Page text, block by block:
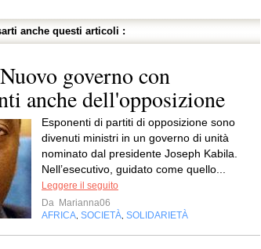
anche questi articoli :
governo con
anche dell'opposizione
Esponenti di partiti di opposizione sono
divenuti ministri in un governo di unità
nominato dal presidente Joseph Kabila.
Nell’esecutivo, guidato come quello...
Leggere il seguito
Da Marianna06
AFRICA SOCIETÀ SOLIDARIETÀ